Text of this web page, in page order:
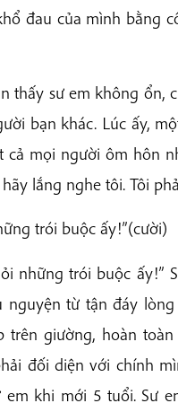
đau của mình bằng
thấy sư em không ổn,
bạn khác. Lúc ấy,
cả mọi người ôm hôn
lắng nghe tôi. Tôi
trói buộc ấy!”(cười)
những trói buộc
từ tận đáy
trên giường, hoàn
đối diện với chính
em khi mới 5 tuổi. Sư